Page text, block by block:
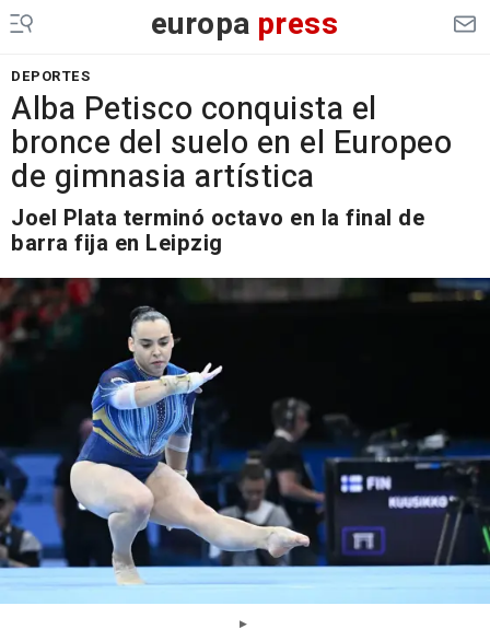
europa press
DEPORTES
Alba Petisco conquista el
bronce del suelo en el Europeo
de gimnasia artística
Joel Plata terminó octavo en la final de
barra fija en Leipzig